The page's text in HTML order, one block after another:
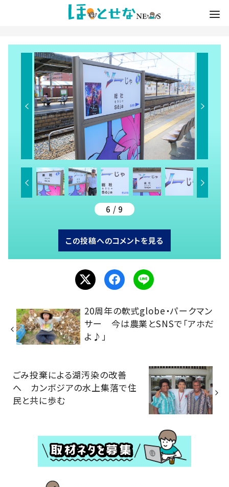
6 / 9
この投稿へのコメントを見る
20周年の軟式globe・パークマン
サー 今は農業とSNSで「アホだ
よ♪」
ごみ投棄による湖汚染の改善
へ カンボジアの水上集落で住
民と共に歩む